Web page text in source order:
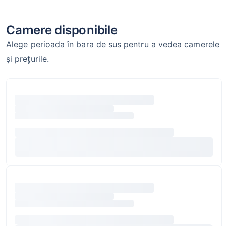
Camere disponibile
Alege perioada în bara de sus pentru a vedea camerele
și prețurile.